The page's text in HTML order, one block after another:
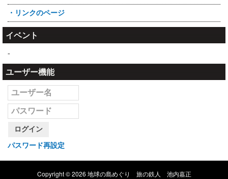
・リンクのページ
イベント
-
ユーザー機能
ログイン
パスワード再設定
Copyright © 2026 地球の島めぐり 旅の鉄人 池内嘉正